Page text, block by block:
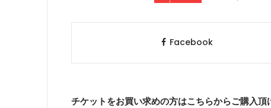
Facebook
チケットをお買い求めの方はこちらからご購入頂